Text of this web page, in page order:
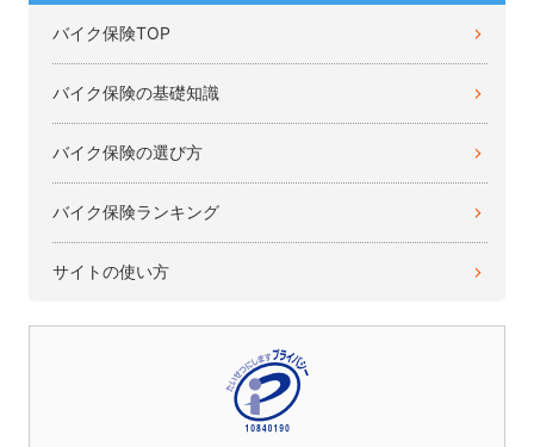
バイク保険TOP
バイク保険の基礎知識
バイク保険の選び方
バイク保険ランキング
サイトの使い方